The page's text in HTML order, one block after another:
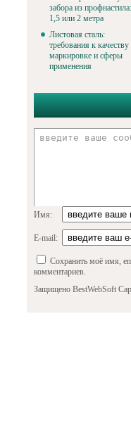
забора из профнастила:
1,5 или 2 метра
Листовая сталь:
требования к качеству
маркировке и сферы
применения
Имя:
E-mail:
Сохранить моё имя,
комментариев.
Защищено BestWebSoft